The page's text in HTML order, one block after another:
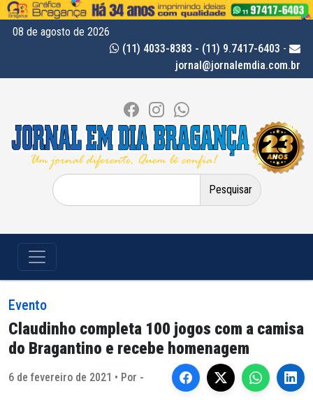
08 de agosto de 2026
(11) 4033-8383 - (11) 9.7417-6403 -
jornal@jornalemdia.com.br
Pesquisar
por:
Evento
Claudinho completa 100 jogos com a camisa
do Bragantino e recebe homenagem
6 de fevereiro de 2021 • Por -